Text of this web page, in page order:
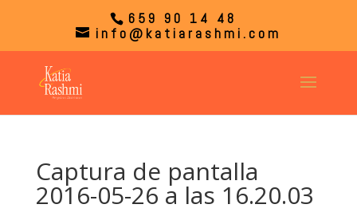
659 90 14 48
info@katiarashmi.com
Captura de pantalla
2016-05-26 a las 16.20.03